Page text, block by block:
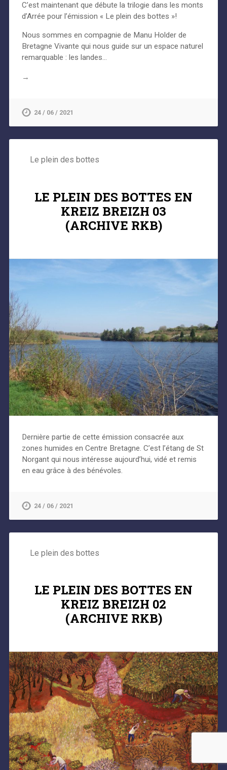
C’est maintenant que débute la trilogie dans les monts
d’Arrée pour l’émission « Le plein des bottes »!
Nous sommes en compagnie de Manu Holder de
Bretagne Vivante qui nous guide sur un espace naturel
remarquable : les landes…
→
24 / 06 / 2021
Le plein des bottes
LE PLEIN DES BOTTES EN
KREIZ BREIZH 03
(ARCHIVE RKB)
Dernière partie de cette émission consacrée aux
zones humides en Centre Bretagne. C’est l’étang de St
Norgant qui nous intéresse aujourd’hui, vidé et remis
en eau grâce à des bénévoles.
24 / 06 / 2021
Le plein des bottes
LE PLEIN DES BOTTES EN
KREIZ BREIZH 02
(ARCHIVE RKB)